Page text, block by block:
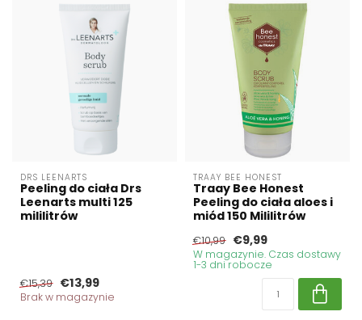
DRS LEENARTS
Peeling do ciała Drs
Leenarts multi 125
mililitrów
€15,39 €13,99
Brak w magazynie
TRAAY BEE HONEST
Traay Bee Honest
Peeling do ciała aloes i
miód 150 Mililitrów
€10,99 €9,99
W magazynie. Czas dostawy
1-3 dni robocze